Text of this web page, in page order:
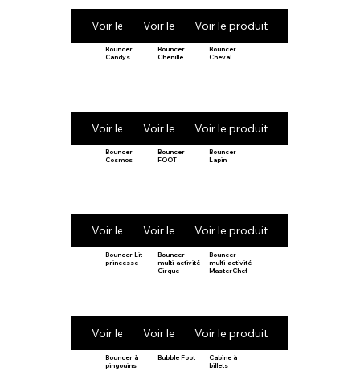
Voir le produitVoir le produitVoir le produit
Bouncer
Candys
Voir le produit
Bouncer
Chenille
Voir le produit
Bouncer
Cheval
Voir le produit
Bouncer
Cosmos
Voir le produit
Bouncer
FOOT
Voir le produit
Bouncer
Lapin
Voir le produit
Bouncer Lit
princesse
Voir le produit
Bouncer
multi-activité
Cirque
Voir le produit
Bouncer
multi-activité
MasterChef
Voir le produit
Bouncer à
pingouins
Bubble Foot
Cabine à
billets